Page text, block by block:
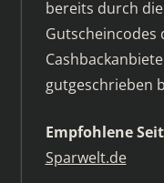
bereits durch
Gutscheincodes
gutgeschrieben
Empfohlene
Sparwelt.de